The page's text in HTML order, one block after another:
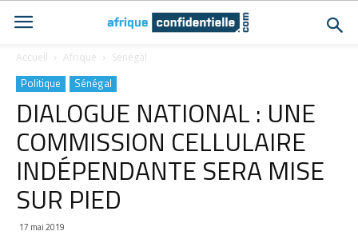
Accueil Afrique Sénégal
Politique Sénégal
DIALOGUE NATIONAL : UNE
COMMISSION CELLULAIRE
INDÉPENDANTE SERA MISE
SUR PIED
17 mai 2019